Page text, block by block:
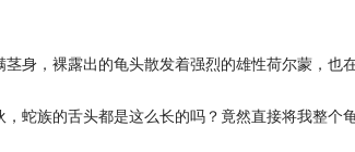
身，裸露出的龟头散发着强烈的雄性荷尔蒙，也
蛇族的舌头都是这么长的吗？竟然直接将我整个